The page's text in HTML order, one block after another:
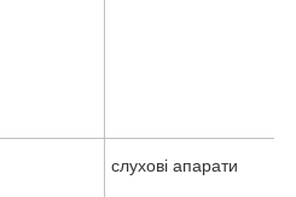
слухові апарати